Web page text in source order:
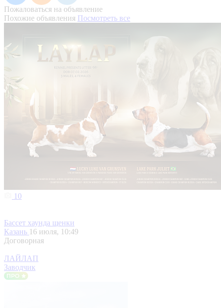
Пожаловаться на объявление
Похожие объявления Посмотреть все
10
Бассет хаунда щенки
Казань 16 июля, 10:49
Договорная
ЛАЙЛАП
Заводчик